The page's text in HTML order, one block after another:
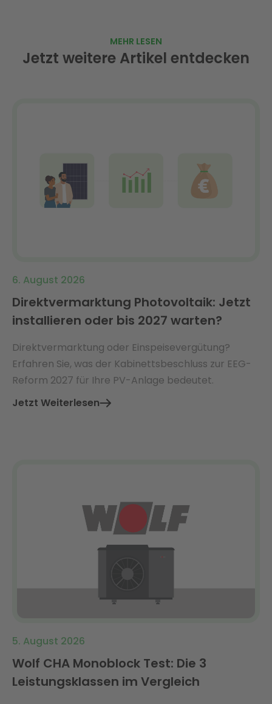
MEHR LESEN
Jetzt weitere Artikel entdecken
6. August 2026
Direktvermarktung Photovoltaik: Jetzt
installieren oder bis 2027 warten?
Direktvermarktung oder Einspeisevergütung?
Erfahren Sie, was der Kabinettsbeschluss zur EEG-
Reform 2027 für Ihre PV-Anlage bedeutet.
Jetzt Weiterlesen
5. August 2026
Wolf CHA Monoblock Test: Die 3
Leistungsklassen im Vergleich